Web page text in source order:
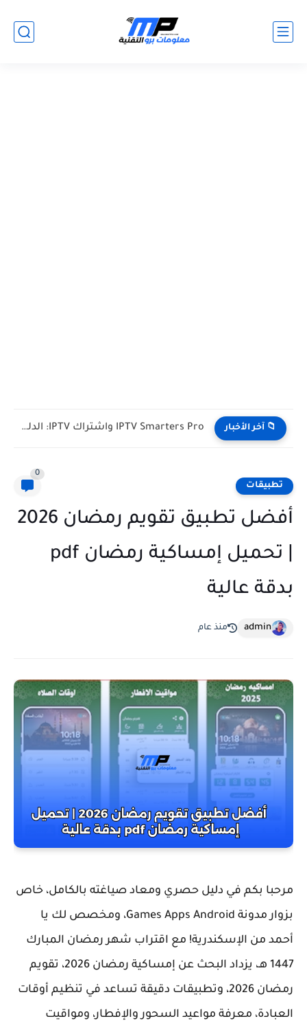
📁 آخر الأخبار IPTV Smarters Pro واشتراك IPTV: الدليل الشامل لفصل المشغل عن...
تطبيقات
0
أفضل تطبيق تقويم رمضان 2026
| تحميل إمساكية رمضان pdf
بدقة عالية
admin منذ عام
مرحبا بكم في دليل حصري ومعاد صياغته بالكامل، خاص
بزوار مدونة Games Apps Android، ومخصص لك يا
أحمد من الإسكندرية! مع اقتراب شهر رمضان المبارك
1447 هـ، يزداد البحث عن
إمساكية رمضان 2026 ، تقويم
رمضان 2026
، وتطبيقات دقيقة تساعد في تنظيم أوقات
العبادة، معرفة مواعيد السحور والإفطار، ومواقيت